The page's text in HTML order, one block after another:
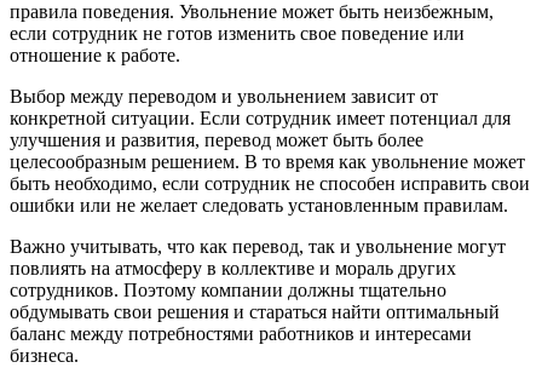
правила поведения. Увольнение может быть неизбежным,
если сотрудник не готов изменить свое поведение или
отношение к работе.
Выбор между переводом и увольнением зависит от
конкретной ситуации. Если сотрудник имеет потенциал для
улучшения и развития, перевод может быть более
целесообразным решением. В то время как увольнение может
быть необходимо, если сотрудник не способен исправить свои
ошибки или не желает следовать установленным правилам.
Важно учитывать, что как перевод, так и увольнение могут
повлиять на атмосферу в коллективе и мораль других
сотрудников. Поэтому компании должны тщательно
обдумывать свои решения и стараться найти оптимальный
баланс между потребностями работников и интересами
бизнеса.